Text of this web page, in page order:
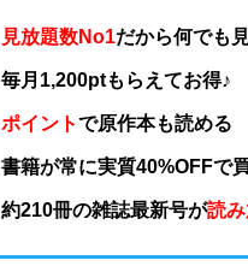
見放題数No1だから何でも
毎月1,200ptもらえてお得♪
ポイントで原作本も読める
書籍が常に実質40%OFFで
約210冊の雑誌最新号が読